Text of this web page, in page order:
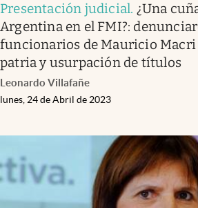
Presentación judicial. ¿Una
Argentina en el FMI?:
funcionarios de Mauricio
patria y usurpación de títulos
Leonardo Villafañe
lunes, 24 de Abril de 2023